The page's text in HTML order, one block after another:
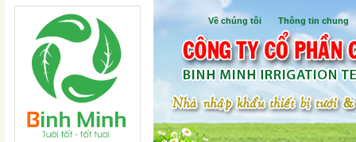
Về chúng tôi Thông tin chung